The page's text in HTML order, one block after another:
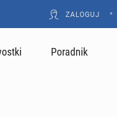
ZALOGUJ •
Poradnik